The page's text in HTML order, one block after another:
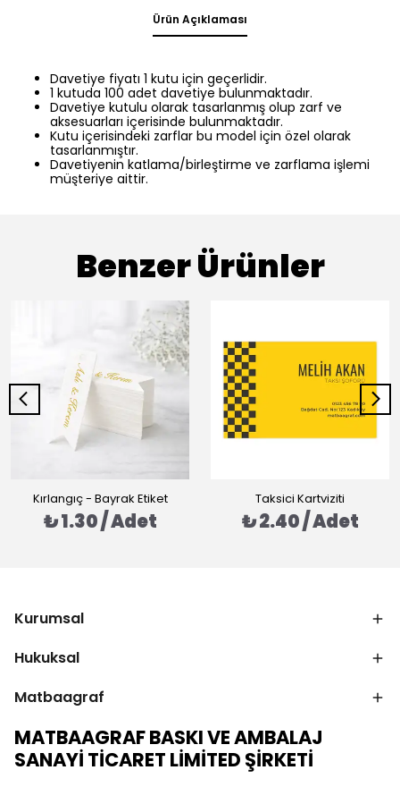
Ürün Açıklaması
Davetiye fiyatı 1 kutu için geçerlidir.
1 kutuda 100 adet davetiye bulunmaktadır.
Davetiye kutulu olarak tasarlanmış olup zarf ve
aksesuarları içerisinde bulunmaktadır.
Kutu içerisindeki zarflar bu model için özel olarak
tasarlanmıştır.
Davetiyenin katlama/birleştirme ve zarflama işlemi
müşteriye aittir.
Benzer Ürünler
Kırlangıç - Bayrak Etiket
₺ 1.30 / Adet
Taksici Kartviziti
₺ 2.40 / Adet
Kurumsal
Hukuksal
Matbaagraf
MATBAAGRAF BASKI VE AMBALAJ
SANAYİ TİCARET LİMİTED ŞİRKETİ